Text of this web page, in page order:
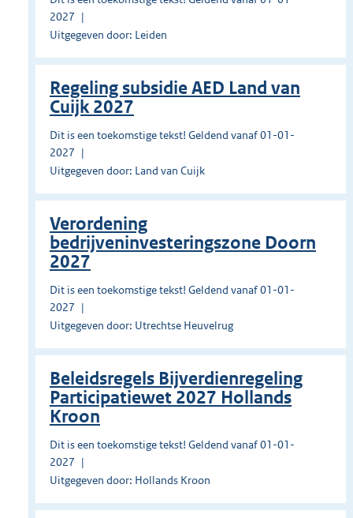
2027
Uitgegeven door: Leiden
Regeling subsidie AED Land van
Cuijk 2027
Dit is een toekomstige tekst! Geldend vanaf 01-01-
2027
Uitgegeven door: Land van Cuijk
Verordening
bedrijveninvesteringszone Doorn
2027
Dit is een toekomstige tekst! Geldend vanaf 01-01-
2027
Uitgegeven door: Utrechtse Heuvelrug
Beleidsregels Bijverdienregeling
Participatiewet 2027 Hollands
Kroon
Dit is een toekomstige tekst! Geldend vanaf 01-01-
2027
Uitgegeven door: Hollands Kroon